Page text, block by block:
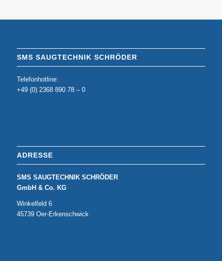
SMS SAUGTECHNIK SCHRÖDER
Telefonhotline:
+49 (0) 2368 890 78 – 0
ADRESSE
SMS SAUGTECHNIK SCHRÖDER
GmbH & Co. KG
Winkelfeld 6
45739 Oer-Erkenschwick